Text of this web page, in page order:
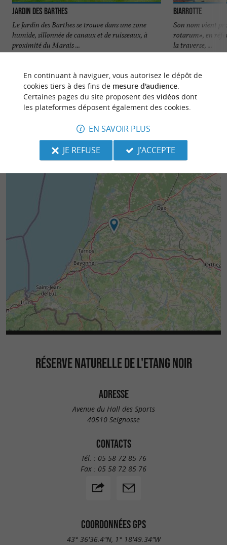
Jardin des Barthes
Le Jardin des Barthes se trouve dans une zone
humide, sillonnée de canaux et de ruisseaux, à
proximité du Marais ...
Biarrotte
Son nom vient
rotarum», en
la traverse, ...
RÉSERVE NATURELLE DE L'ETANG NOIR
ADRESSE
Avenue du Hall des Sports
40510 Seignosse
CONTACTS
Tél. : 05 58 72 85 76
Fax : 05 58 72 85 76
COORDONNÉES GPS
43° 36'36.4"N, 1° 18'49.34"W
En continuant à naviguer, vous autorisez le dépôt de
cookies tiers à des fins de mesure d'audience.
Certaines pages du site proposent des vidéosdont
les plateformes déposent également des cookies.
EN SAVOIR PLUS
JE REFUSE
J'ACCEPTE